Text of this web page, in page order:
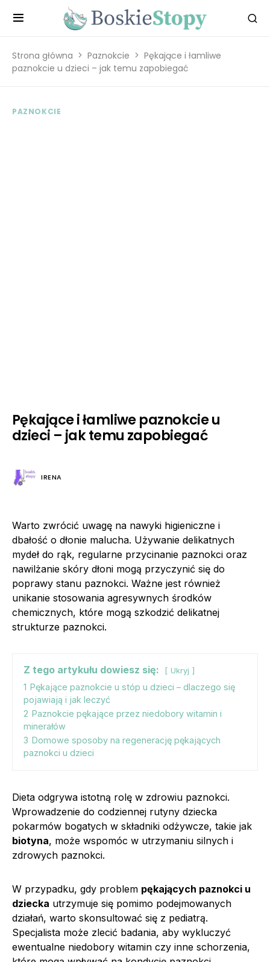
Strona główna Paznokcie
Pękające i łamliwe
paznokcie u dzieci – jak temu zapobiegać
PAZNOKCIE
Pękające i łamliwe paznokcie u
dzieci – jak temu zapobiegać
IRENA
Warto zwrócić uwagę na nawyki higieniczne i
dbałość o dłonie malucha. Używanie delikatnych
mydeł do rąk, regularne przycinanie paznokci oraz
nawilżanie skóry dłoni mogą przyczynić się do
poprawy stanu paznokci. Ważne jest również
unikanie stosowania agresywnych środków
chemicznych, które mogą szkodzić delikatnej
strukturze paznokci.
Z tego artykułu dowiesz się: Ukryj
1 Pękające paznokcie u stóp u dzieci – dlaczego się
pojawiają i jak leczyć
2 Paznokcie pękające przez niedobory witamin i
minerałów
3 Domowe sposoby na regenerację pękających
paznokci u dzieci
Dieta odgrywa istotną rolę w zdrowiu paznokci.
Wprowadzenie do codziennej rutyny dziecka
pokarmów bogatych w składniki odżywcze, takie jak
biotyna, może wspomóc w utrzymaniu silnych i
zdrowych paznokci.
W przypadku, gdy problem pękających paznokci u
dziecka utrzymuje się pomimo podejmowanych
działań, warto skonsultować się z pediatrą.
Specjalista może zlecić badania, aby wykluczyć
ewentualne niedobory witamin czy inne schorzenia,